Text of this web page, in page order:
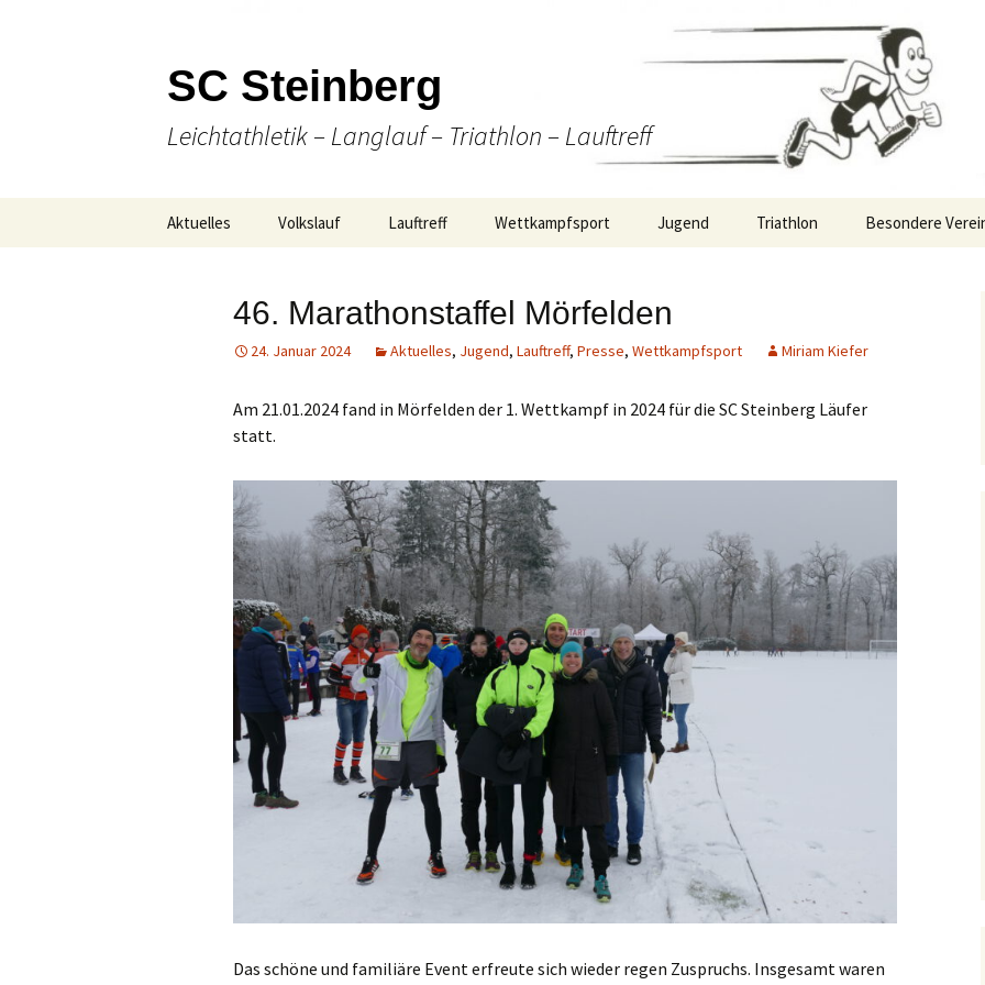
SC Steinberg
Leichtathletik – Langlauf – Triathlon – Lauftreff
Aktuelles Volkslauf
Ausschreibung
Strecken- Strecke: 10km Plan
Ergebnisse
Fotos / Berichte Foto-Impressionen 2019
Foto-Impressionen 2018
Lauftreff
Laufen
Gesellige Aktivitäten
Permanente Strecken
Berichte Lauftreff
Wettkampfsport
Berichte
Jugend
Termine Jugend
Triathlon Besondere
46. Marathonstaffel Mörfelden
24. Januar 2024 Aktuelles, Jugend, Lauftreff, Presse, Wettkampfsport Miriam Kiefer
Am 21.01.2024 fand in Mörfelden der 1. Wettkampf in 2024 für die SC Steinberg Läufer
statt.
Das schöne und familiäre Event erfreute sich wieder regen Zuspruchs. Insgesamt waren